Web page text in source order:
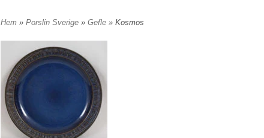
Hem » Porslin Sverige » Gefle » Kosmos